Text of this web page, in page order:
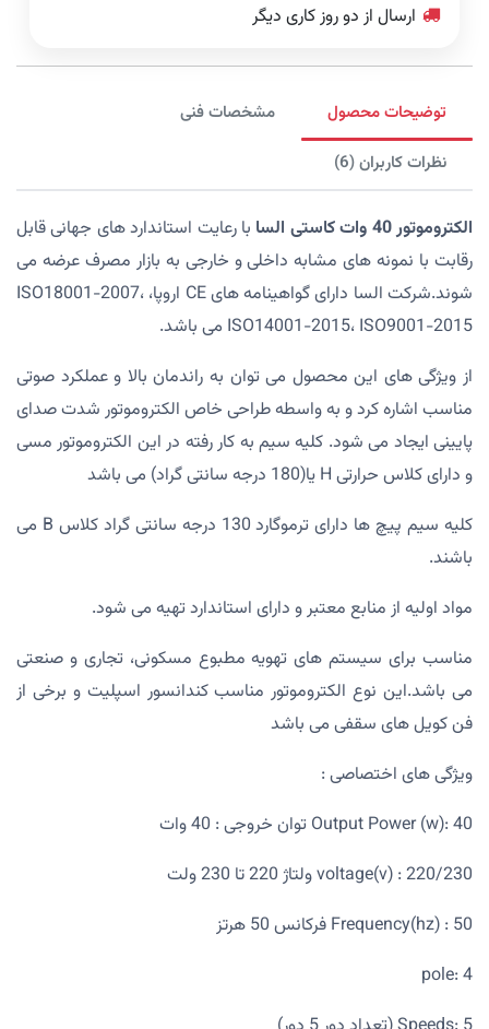
ارسال از دو روز کاری دیگر
توضیحات محصول
مشخصات فنی
نظرات کاربران (6)
الکتروموتور 40 وات کاستی السا
با رعایت استاندارد های جهانی قابل
رقابت با نمونه های مشابه داخلی و خارجی به بازار مصرف عرضه می
شوند.شرکت السا دارای گواهینامه های CE اروپا، ISO18001-2007،
ISO14001-2015، ISO9001-2015 می باشد.
از ویژگی های این محصول می توان به راندمان بالا و عملکرد صوتی
مناسب اشاره کرد و به واسطه طراحی خاص الکتروموتور شدت صدای
پایینی ایجاد می شود. کلیه سیم به کار رفته در این الکتروموتور مسی
و دارای کلاس حرارتی H یا(180 درجه سانتی گراد) می باشد
کلیه سیم پیچ ها دارای ترموگارد 130 درجه سانتی گراد کلاس B می
باشند.
مواد اولیه از منابع معتبر و دارای استاندارد تهیه می شود.
مناسب برای سیستم های تهویه مطبوع مسکونی، تجاری و صنعتی
می باشد.این نوع الکتروموتور مناسب کندانسور اسپلیت و برخی از
فن کویل های سقفی می باشد
ویژگی های اختصاصی :
Output Power (w): 40 توان خروجی : 40 وات
voltage(v) : 220/230 ولتاژ 220 تا 230 ولت
Frequency(hz) : 50 فرکانس 50 هرتز
pole: 4